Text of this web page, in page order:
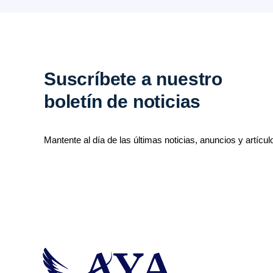
Suscríbete a nuestro
boletín de noticias
Mantente al día de las últimas noticias, anuncios y